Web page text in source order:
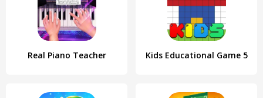
Real Piano Teacher Kids Educational Game 5